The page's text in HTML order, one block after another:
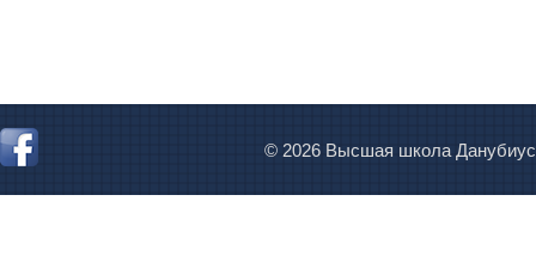
© 2026 Высшая школа Данубиус